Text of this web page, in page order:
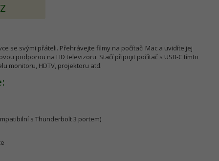
se svými přáteli. Přehrávejte filmy na počítači Mac a uvidíte jej
podporou na HD televizoru. Stačí připojit počítač s USB-C tímto
monitoru, HDTV, projektoru atd.
s Thunderbolt 3 portem)